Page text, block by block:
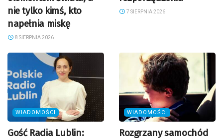
nie tylko kimś, kto
napełnia miskę
8 SIERPNIA 2026
7 SIERPNIA 2026
WIADOMOŚCI
Gość Radia Lublin:
WIADOMOŚCI
Rozgrzany samochód